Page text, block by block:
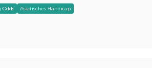
Odds Asiatisches Handicap